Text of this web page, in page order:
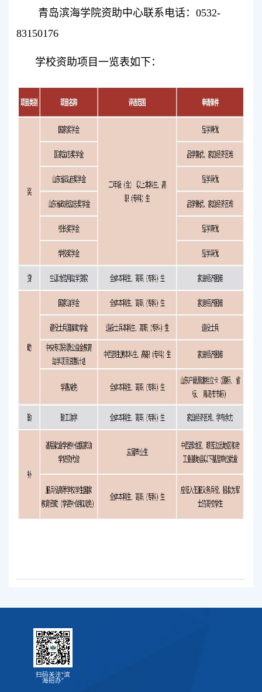
青岛滨海学院资助中心联系电话：0532-
83150176
学校资助项目一览表如下：
扫码关注“滨
海招办”